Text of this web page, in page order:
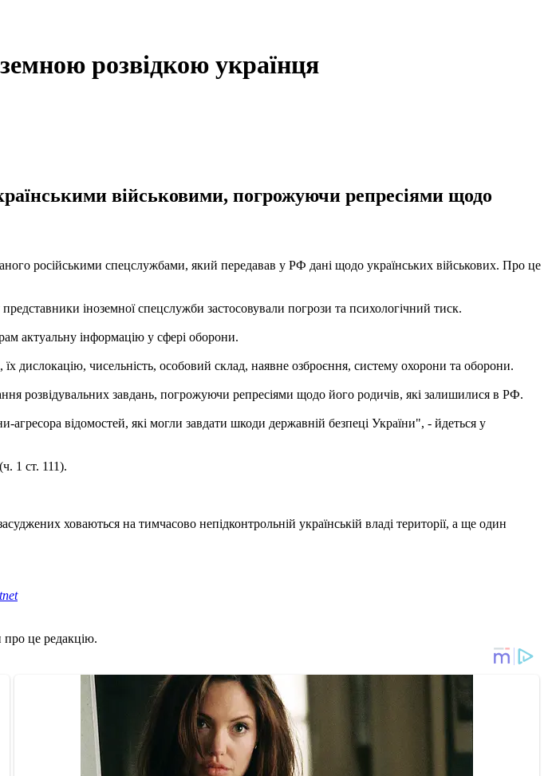
розвідкою українця
військовими, погрожуючи репресіями щодо
російськими спецслужбами, який передавав у РФ дані щодо українських військових. Про це
іноземної спецслужби застосовували погрози та психологічний тиск.
актуальну інформацію у сфері оборони.
дислокацію, чисельність, особовий склад, наявне озброєння, систему охорони та оборони.
розвідувальних завдань, погрожуючи репресіями щодо його родичів, які залишилися в РФ.
агресора відомостей, які могли завдати шкоди державній безпеці України", - йдеться у
1 ст. 111).
ховаються на тимчасово непідконтрольній українській владі території, а ще один
про це редакцію.